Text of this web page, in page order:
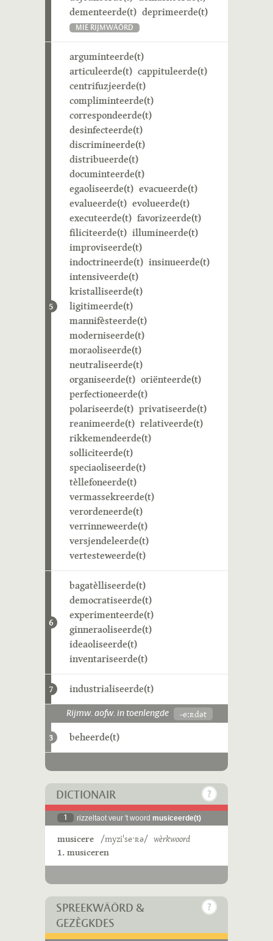
dementeerde(t) deprimeerde(t)
MIE RIJMWÄÖRD
5
arguminteerde(t)
articuleerde(t) cappituleerde(t)
centrifuzjeerde(t)
compliminteerde(t)
correspondeerde(t)
desinfecteerde(t)
discrimineerde(t)
distribueerde(t)
documinteerde(t)
egaoliseerde(t) evacueerde(t)
evalueerde(t) evolueerde(t)
executeerde(t) favorizeerde(t)
filiciteerde(t) illumineerde(t)
improviseerde(t)
indoctrineerde(t) insinueerde(t)
intensiveerde(t)
kristalliseerde(t)
ligitimeerde(t)
mannifèsteerde(t)
moderniseerde(t)
moraoliseerde(t)
neutraliseerde(t)
organiseerde(t) oriënteerde(t)
perfectioneerde(t)
polariseerde(t) privatiseerde(t)
reanimeerde(t) relativeerde(t)
rikkemendeerde(t)
solliciteerde(t)
speciaoliseerde(t)
tèllefoneerde(t)
vermassekreerde(t)
verordeneerde(t)
verrinneweerde(t)
versjendeleerde(t)
vertesteweerde(t)
6
bagatèlliseerde(t)
democratiseerde(t)
experimenteerde(t)
ginneraoliseerde(t)
ideaoliseerde(t)
inventariseerde(t)
7 industrialiseerde(t)
Rijmw. aofw. in toenlengde -eːʀdət
3 beheerde(t)
DICTIONAIR
1 rizzeltaot veur 't woord musiceerde(t)
musicere /myziˈseˑʀə/ wèrkwoord
1. musiceren
SPREEKWÄÖRD &
GEZÈGKDES